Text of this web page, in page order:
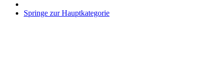
Springe zur Hauptkategorie